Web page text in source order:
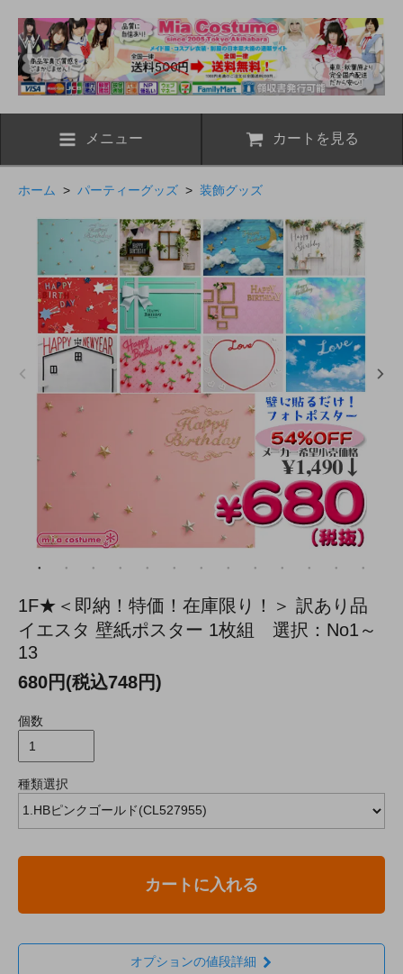
メニュー カートを見る
ホーム > パーティーグッズ > 装飾グッズ
1F★＜即納！特価！在庫限り！＞ 訳あり品
イエスタ 壁紙ポスター 1枚組 選択：No1～
13
680円(税込748円)
個数
種類選択
カートに入れる
オプションの値段詳細